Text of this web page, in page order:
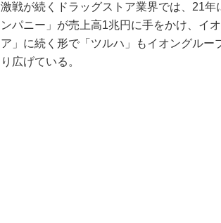
激戦が続くドラッグストア業界では、21
ンパニー」が売上高1兆円に手をかけ、イ
ア」に続く形で「ツルハ」もイオングル
り広げている。